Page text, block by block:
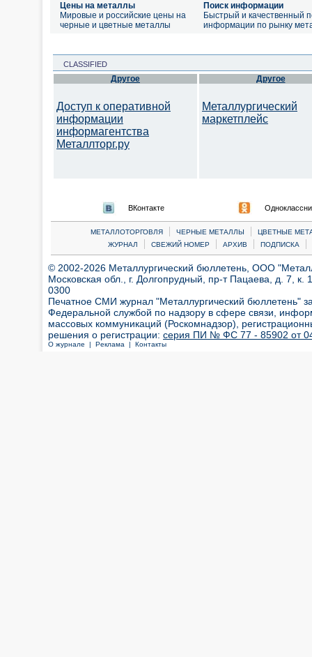
Цены на металлы
Мировые и российские цены на
черные и цветные металлы
Поиск информации
Быстрый и качественный
информации по рынку
CLASSIFIED
Другое
Доступ к оперативной
информации
информагентства
Металлторг.ру
Другое
Металлургический
маркетплейс
ВКонтакте
МЕТАЛЛОТОРГОВЛЯ | ЧЕРНЫЕ МЕТАЛЛЫ |
ЦВЕТНЫЕ
ЖУРНАЛ
| СВЕЖИЙ НОМЕР | АРХИВ | ПОДПИСКА |
© 2002-2026 Металлургический бюллетень, ООО
Московская обл., г. Долгопрудный, пр-т Пацаева, д. 7,
0300
Печатное СМИ журнал "Металлургический бюллетень"
Федеральной службой по надзору в сфере связи,
массовых коммуникаций (Роскомнадзор),
решения о регистрации: серия ПИ № ФС 77 - 85902 от 04
О журнале | Реклама | Контакты